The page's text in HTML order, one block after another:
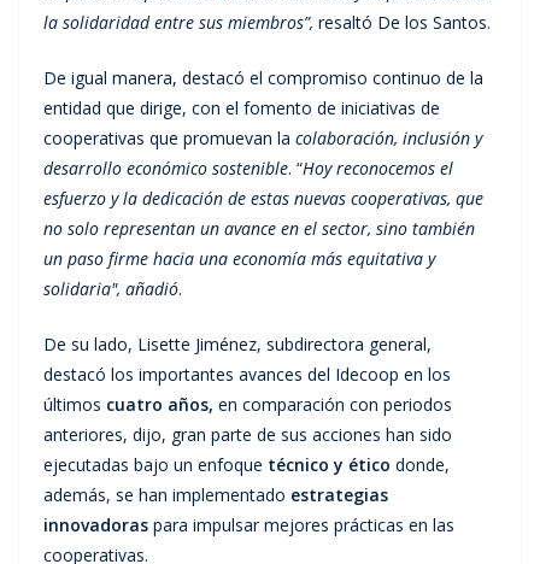
la solidaridad entre sus miembros”, resaltó De los Santos.
De igual manera, destacó el compromiso continuo de la
entidad que dirige, con el fomento de iniciativas de
cooperativas que promuevan la colaboración, inclusión y
desarrollo económico sostenible. “Hoy reconocemos el
esfuerzo y la dedicación de estas nuevas cooperativas, que
no solo representan un avance en el sector, sino también
un paso firme hacia una economía más equitativa y
solidaria", añadió.
De su lado, Lisette Jiménez, subdirectora general,
destacó los importantes avances del Idecoop en los
últimos cuatro años, en comparación con periodos
anteriores, dijo, gran parte de sus acciones han sido
ejecutadas bajo un enfoque técnico y ético donde,
además, se han implementado estrategias
innovadoras para impulsar mejores prácticas en las
cooperativas.